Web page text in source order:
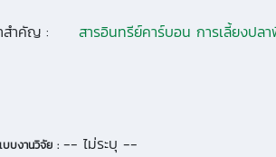
สำคัญ :
สารอินทรีย์คาร์บอน การเลี้ยงปล
บงานวิจัย : -- ไม่ระบุ --